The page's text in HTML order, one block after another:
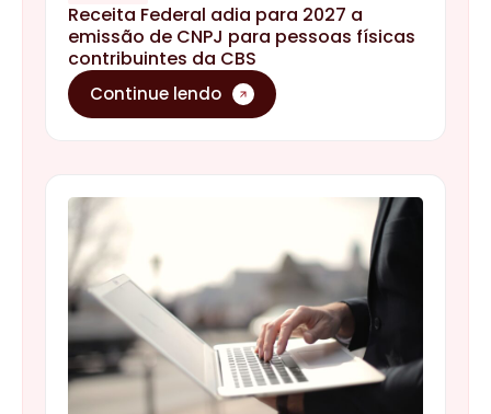
Receita Federal adia para 2027 a
emissão de CNPJ para pessoas físicas
contribuintes da CBS
Continue lendo